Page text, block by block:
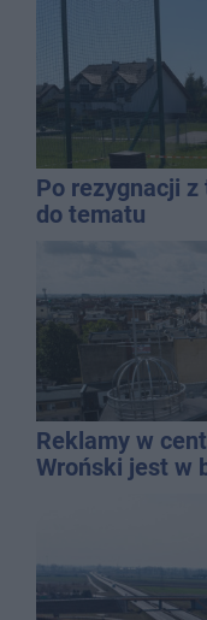
Po rezygnacji
do tematu
Reklamy w
Wroński jest w